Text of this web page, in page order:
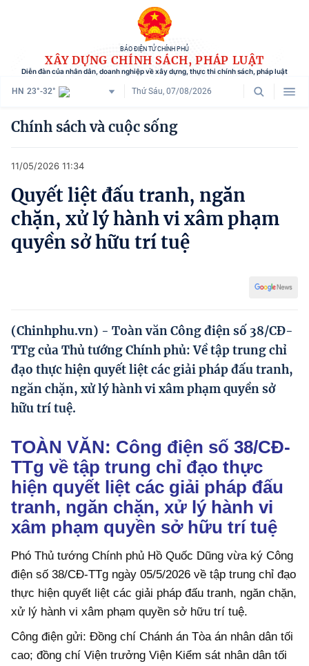
BÁO ĐIỆN TỬ CHÍNH PHỦ
XÂY DỰNG CHÍNH SÁCH, PHÁP LUẬT
Diễn đàn của nhân dân, doanh nghiệp về xây dựng, thực thi chính sách, pháp luật
HN 23°-32° Thứ Sáu, 07/08/2026
Danh mục
Tham vấn chính sách
Người dân góp ý
Phát triển kinh tế tư nhân và doanh nghiệp dân tộc
Ocop và chuỗi giá trị Nông sản
Kinh tế tư nhân
Khác
Video
Photo
Chính sách và cuộc sống
11/05/2026 11:34
Quyết liệt đấu tranh, ngăn
chặn, xử lý hành vi xâm phạm
quyền sở hữu trí tuệ
(Chinhphu.vn) - Toàn văn Công điện số 38/CĐ-
TTg của Thủ tướng Chính phủ: Về tập trung chỉ
đạo thực hiện quyết liệt các giải pháp đấu tranh,
ngăn chặn, xử lý hành vi xâm phạm quyền sở
hữu trí tuệ.
TOÀN VĂN: Công điện số 38/CĐ-
TTg về tập trung chỉ đạo thực
hiện quyết liệt các giải pháp đấu
tranh, ngăn chặn, xử lý hành vi
xâm phạm quyền sở hữu trí tuệ
Phó Thủ tướng Chính phủ Hồ Quốc Dũng vừa ký Công
điện số 38/CĐ-TTg ngày 05/5/2026 về tập trung chỉ đạo
thực hiện quyết liệt các giải pháp đấu tranh, ngăn chặn,
xử lý hành vi xâm phạm quyền sở hữu trí tuệ.
Công điện gửi: Đồng chí Chánh án Tòa án nhân dân tối
cao; đồng chí Viện trưởng Viện Kiểm sát nhân dân tối